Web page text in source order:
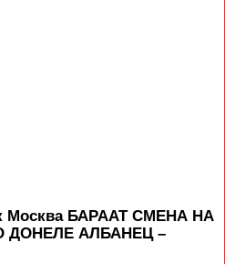
Москва БАРААТ СМЕНА НА
ДОНЕЛЕ АЛБАНЕЦ –